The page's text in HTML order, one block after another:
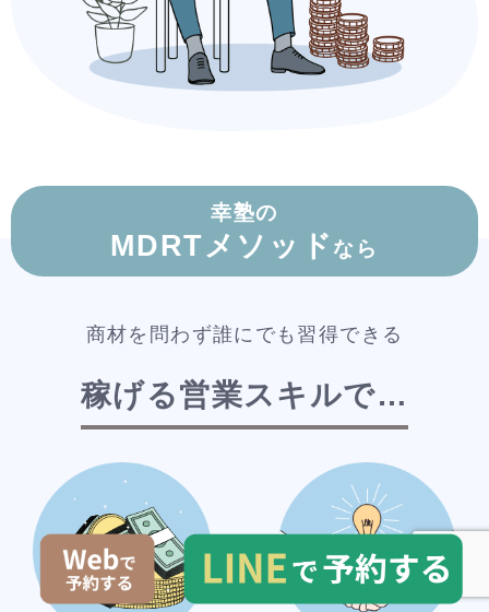
幸塾の
MDRTメソッド なら
商材を問わず誰にでも習得できる
稼げる営業スキルで…